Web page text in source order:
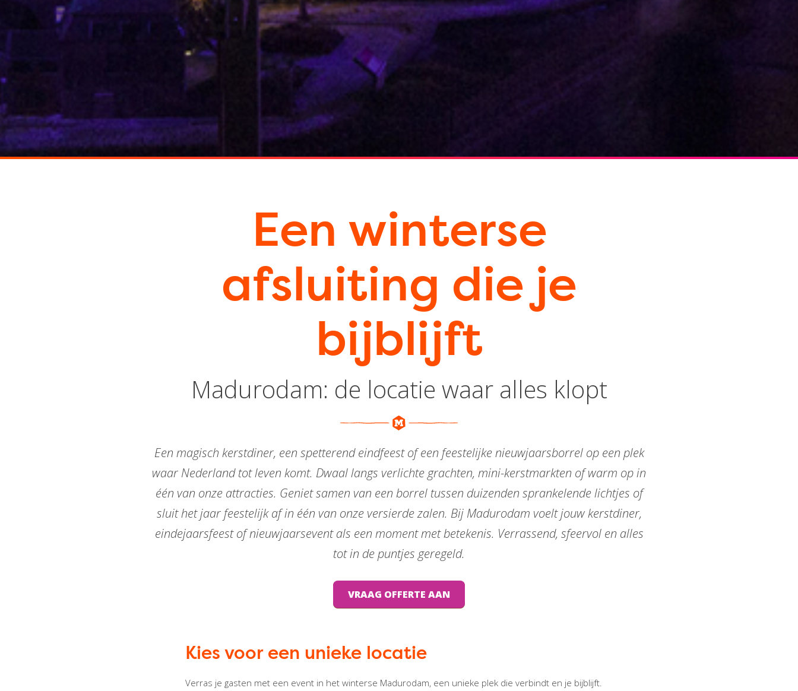
Een winterse
afsluiting die je
bijblijft
Madurodam: de locatie waar alles klopt
Een magisch kerstdiner, een spetterend eindfeest of een feestelijke nieuwjaarsborrel op een plek
waar Nederland tot leven komt. Dwaal langs verlichte grachten, mini-kerstmarkten of warm op in
één van onze attracties. Geniet samen van een borrel tussen duizenden sprankelende lichtjes of
sluit het jaar feestelijk af in één van onze versierde zalen. Bij Madurodam voelt jouw kerstdiner,
eindejaarsfeest of nieuwjaarsevent als een moment met betekenis. Verrassend, sfeervol en alles
tot in de puntjes geregeld.
VRAAG OFFERTE AAN
Kies voor een unieke locatie
Verras je gasten met een event in het winterse Madurodam, een unieke plek die verbindt en je bijblijft.